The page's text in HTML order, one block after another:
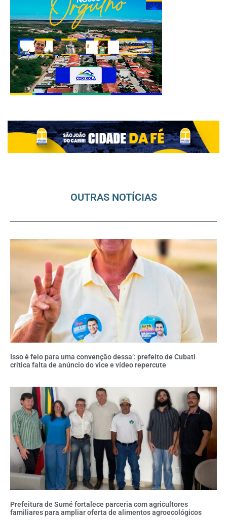
OUTRAS NOTÍCIAS
Isso é feio para uma convenção dessa’: prefeito de Cubati
critica falta de anúncio do vice e vídeo repercute
Prefeitura de Sumé fortalece parceria com agricultores
familiares para ampliar oferta de alimentos agroecológicos